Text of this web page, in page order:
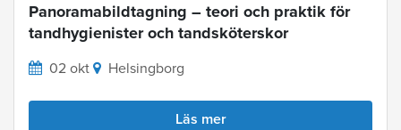
Panoramabildtagning – teori och praktik för
tandhygienister och tandsköterskor
02 okt Helsingborg
Läs mer